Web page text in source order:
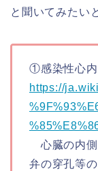
と聞いてみたい
①感染性心
https://
心臓の内側
弁の穿孔等